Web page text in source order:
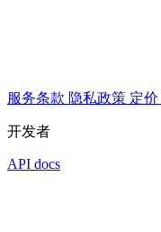
服务条款 隐私政策 定价
开发者
API docs